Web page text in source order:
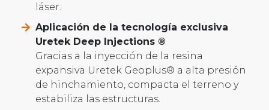
láser.
Aplicación de la tecnología exclusiva
Uretek Deep Injections ®
Gracias a la inyección de la resina
expansiva Uretek Geoplus® a alta presión
de hinchamiento, compacta el terreno y
estabiliza las estructuras.